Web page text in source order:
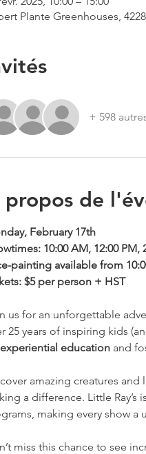
Plante Greenhouses,
+ 598
propos de
February 17th
10:00 AM, 12:00
painting available from
$5 per person + HST
us for an unforgettable
25 years of inspiring kids
education and
amazing creatures
a difference. Little
making every show
miss this chance to see